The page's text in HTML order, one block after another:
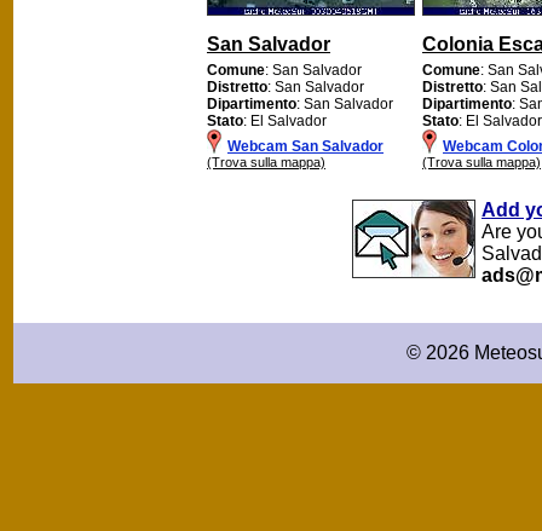
San Salvador
Comune: San Salvador
Distretto: San Salvador
Dipartimento: San Salvador
Stato: El Salvador
Webcam San Salvador
(Trova sulla mappa)
Colonia
Comune: San
Distretto: San
Dipartimento:
Stato: El Salvador
Webcam
(Trova sulla mappa)
Add
Are
© 2026